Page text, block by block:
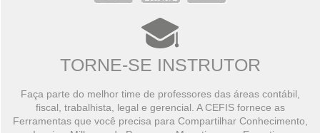
TORNE-SE INSTRUTOR
Faça parte do melhor time de professores das áreas contábil,
fiscal, trabalhista, legal e gerencial. A CEFIS fornece as
Ferramentas que você precisa para Compartilhar Conhecimento,